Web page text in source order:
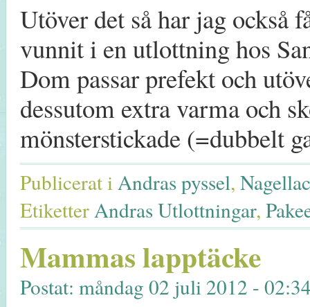
Utöver det så har jag också
vunnit i en utlottning hos
Dom passar prefekt och
dessutom extra varma och
mönsterstickade (=dubbelt
Publicerat i Andras pyssel,
Etiketter Andras Utlottningar,
Mammas lapptäcke
Postat: måndag 02 juli 2012 -